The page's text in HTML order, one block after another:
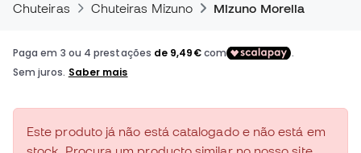
Chuteiras Chuteiras Mizuno Mizuno Morelia
Este produto já não está catalogado e não está em